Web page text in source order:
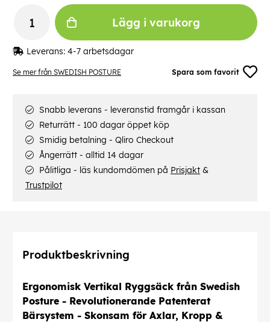
Se mer från SWEDISH POSTURE Spara som favorit
Lägg i varukorg
Leverans: 4-7 arbetsdagar
Snabb leverans - leveranstid framgår i kassan
Returrätt - 100 dagar öppet köp
Smidig betalning - Qliro Checkout
Ångerrätt - alltid 14 dagar
Pålitliga - läs kundomdömen på Prisjakt &
Trustpilot
Produktbeskrivning
Ergonomisk Vertikal Ryggsäck från Swedish
Posture - Revolutionerande Patenterat
Bärsystem - Skonsam för Axlar, Kropp &